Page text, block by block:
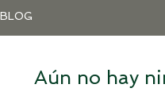
BLOG
Aún no hay